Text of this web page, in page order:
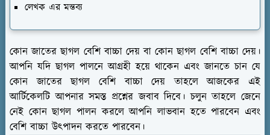
লেখক এর মন্তব্য
কোন জাতের ছাগল বেশি বাচ্চা দেয় বা কোন ছাগল বেশি বাচ্চা দেয়।
আপনি যদি ছাগল পালনে আগ্রহী হয়ে থাকেন এবং জানতে চান যে
কোন জাতের ছাগল বেশি বাচ্চা দেয় তাহলে আজকের এই
আর্টিকেলটি আপনার সমস্ত প্রশ্নের জবাব দিবে। চলুন তাহলে জেনে
নেই কোন ছাগল পালন করলে আপনি লাভবান হতে পারবেন এবং
বেশি বাচ্চা উৎপাদন করতে পারবেন।